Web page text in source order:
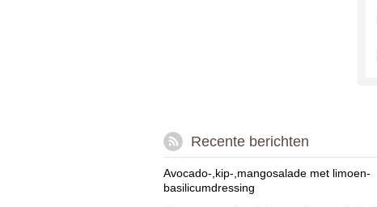
Recente berichten
Avocado-,kip-,mangosalade met limoen-
basilicumdressing